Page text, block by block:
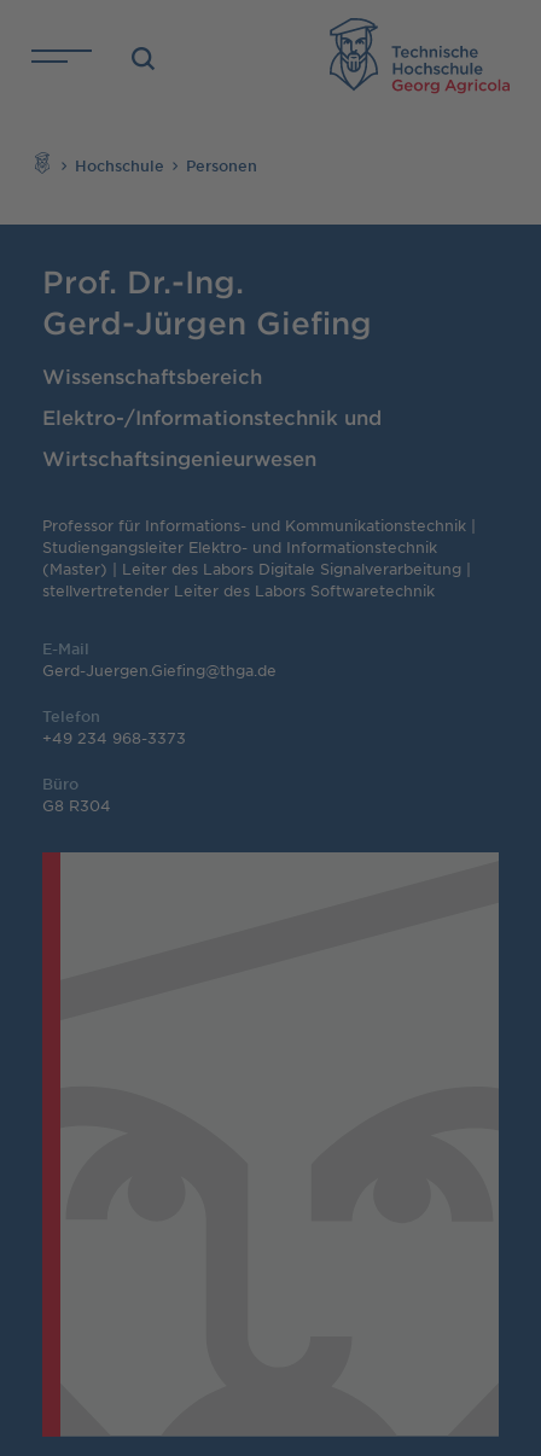
Direkt zu den Inhalten springen
Hochschule Personen
Prof. Dr.-Ing.
Gerd-Jürgen Giefing
Wissenschaftsbereich
Elektro-/Informationstechnik und
Wirtschaftsingenieurwesen
Professor für Informations- und Kommunikationstechnik |
Studiengangsleiter Elektro- und Informationstechnik
(Master) | Leiter des Labors Digitale Signalverarbeitung |
stellvertretender Leiter des Labors Softwaretechnik
E-Mail
Gerd-Juergen.Giefing@thga.de
Telefon
+49 234 968-3373
Büro
G8 R304